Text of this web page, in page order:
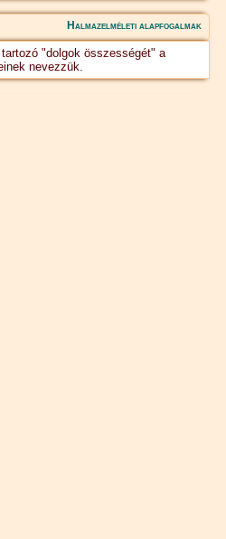
Halmazelméleti alapfogalmak
"dolgok összességét" a
nevezzük.